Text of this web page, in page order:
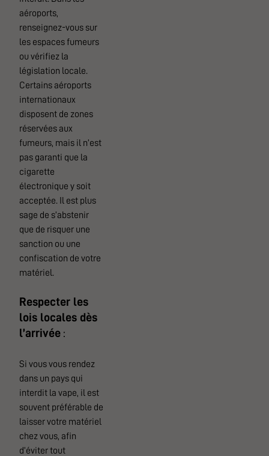
aéroports,
renseignez-vous sur
les espaces fumeurs
ou vérifiez la
législation locale.
Certains aéroports
internationaux
disposent de zones
réservées aux
fumeurs, mais il n’est
pas garanti que la
cigarette
électronique y soit
acceptée. Il est plus
sage de s’abstenir
que de risquer une
sanction ou une
confiscation de votre
matériel.
Respecter les
lois locales dès
l’arrivée :
Si vous vous rendez
dans un pays qui
interdit la vape, il est
souvent préférable de
laisser votre matériel
chez vous, afin
d’éviter tout